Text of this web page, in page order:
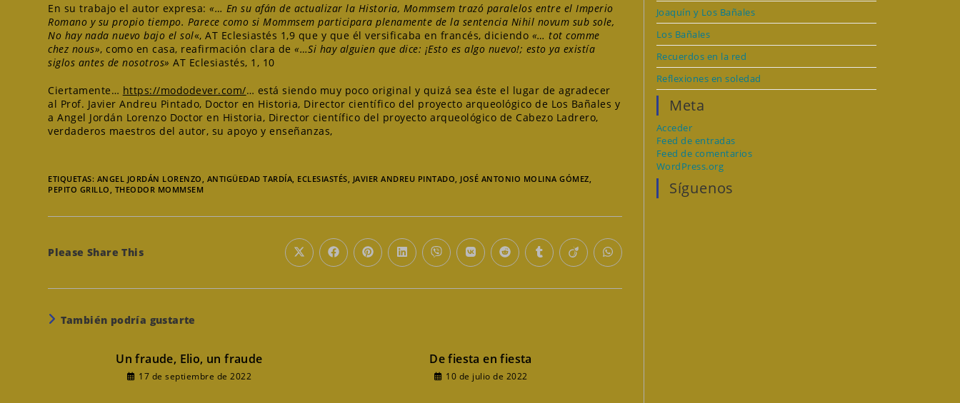
En su trabajo el autor expresa:«… En su afán de actualizar la Historia, Mommsem trazó paralelos entre el Imperio
Romano y su propio tiempo. Parece como si Mommsem participara plenamente de la sentencia Nihil novum sub sole,
No hay nada nuevo bajo el sol«, AT Eclesiastés 1,9 que y que él versificaba en francés, diciendo «… tot comme
chez nous», como en casa, reafirmación clara de«…Si hay alguien que dice: ¡Esto es algo nuevo!; esto ya existía
siglos antes de nosotros» AT Eclesiastés, 1, 10
Ciertamente… https://mododever.com/… está siendo muy poco original y quizá sea éste el lugar de agradecer
al Prof. Javier Andreu Pintado, Doctor en Historia, Director científico del proyecto arqueológico de Los Bañales y
a Angel Jordán Lorenzo Doctor en Historia, Director científico del proyecto arqueológico de Cabezo Ladrero,
verdaderos maestros del autor, su apoyo y enseñanzas,
ETIQUETAS: ANGEL JORDÁN LORENZO ANTIGÜEDAD TARDÍA ECLESIASTÉS JAVIER ANDREU PINTADO JOSÉ ANTONIO MOLINA GÓMEZ
PEPITO GRILLO THEODOR MOMMSEM
Please Share ThisCompartir Se
abre
una
Se
abre
una
Se
abre
una
Se
abre
una
Se
abre
una
Se
abre
una
Se
abre
una
Se
abre
una
Se
abre
una
Se
abre
una
También podría gustarte
Un fraude, Elio, un fraude
17 de septiembre de 2022
De fiesta en fiesta
10 de julio de 2022
Joaquín y Los Bañales
Los Bañales
Recuerdos en la red
Reflexiones en soledad
Meta
Acceder
Feed de entradas
Feed de comentarios
WordPress.org
Síguenos